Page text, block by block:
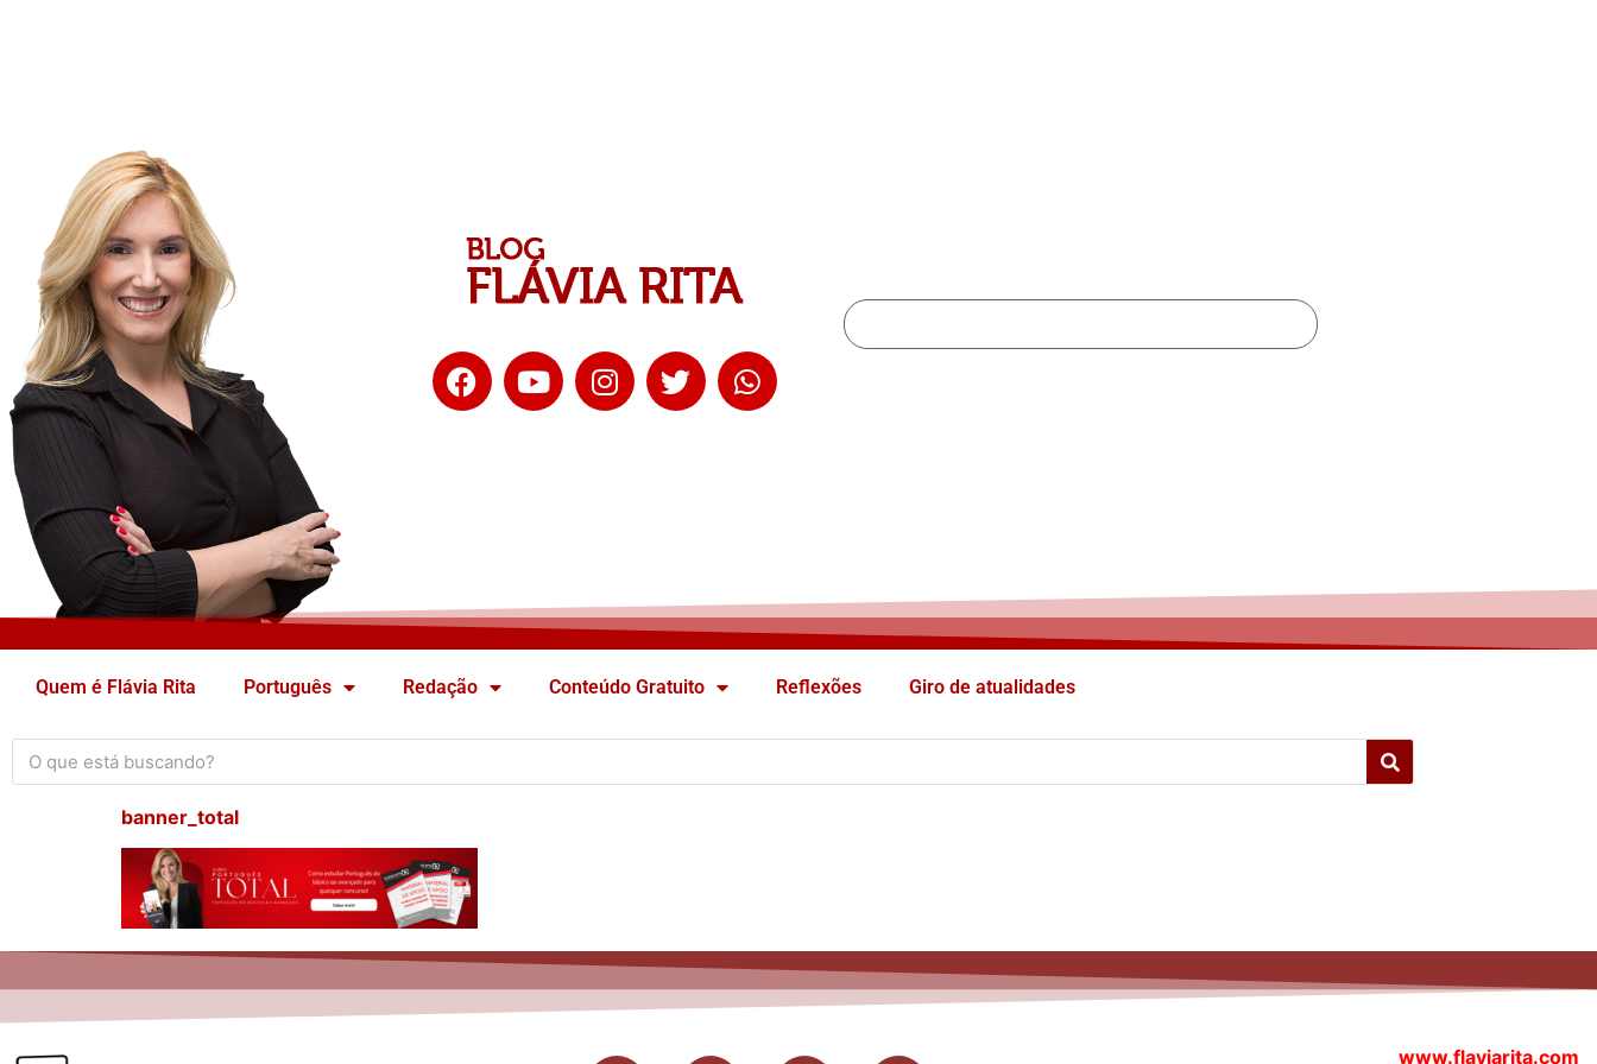
Quem é Flávia Rita Português Redação Conteúdo Gratuito Reflexões Giro de atualidades
banner_total
www.flaviarita.com